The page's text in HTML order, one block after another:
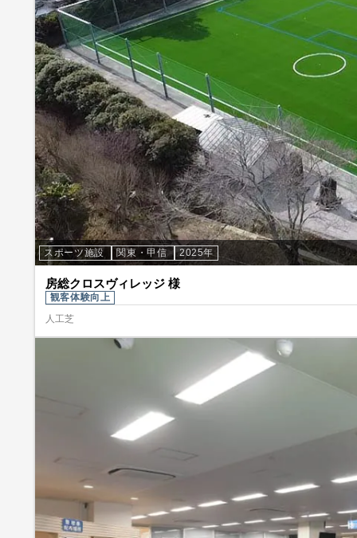
スポーツ施設 関東・甲信 2025年
房総クロスヴィレッジ 様
観客体験向上
人工芝